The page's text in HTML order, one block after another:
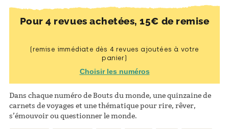
Pour 4 revues achetées, 15€ de remise
(remise immédiate dès 4 revues ajoutées à votre
panier)
Choisir les numéros
Dans chaque numéro de Bouts du monde, une quinzaine de
carnets de voyages et une thématique pour rire, rêver,
s’émouvoir ou questionner le monde.